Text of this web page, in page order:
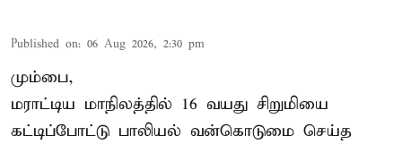
Published on: 06 Aug 2026, 2:30 pm
மும்பை,
மராட்டிய மாநிலத்தில் 16 வயது சிறுமியை
கட்டிப்போட்டு பாலியல் வன்கொடுமை செய்த